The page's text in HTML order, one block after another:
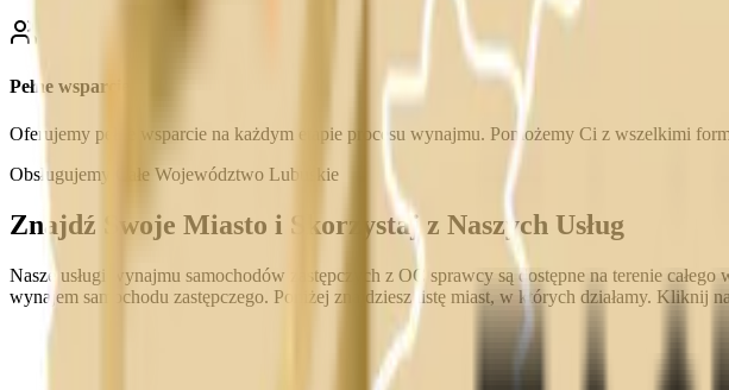
Pełne wsparcie
Oferujemy pełne wsparcie na każdym etapie procesu wynajmu. Pomożemy Ci z wszelkimi
Obsługujemy Całe Województwo Lubuskie
Znajdź Swoje Miasto i Skorzystaj z Naszych Usług
Nasze usługi wynajmu samochodów zastępczych z OC sprawcy są dostępne na terenie
wynajem samochodu zastępczego. Poniżej znajdziesz listę miast, w których działamy. Kliknij